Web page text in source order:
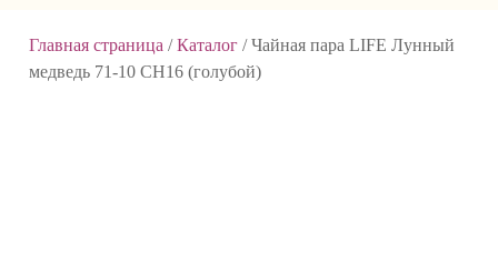
Главная страница /Каталог /Чайная пара LIFE Лунный
медведь 71-10 СН16 (голубой)